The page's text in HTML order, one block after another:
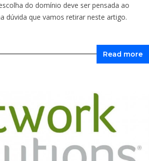
do domínio deve ser pensada ao
dúvida que vamos retirar neste artigo.
Read more